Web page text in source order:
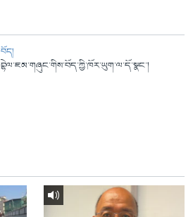
བོད།
བྷེལ་ཇམ་གཞུང་གིས་བོད་ཀྱི་ཁོར་ཡུག་ལ་དོ་སྣང་།